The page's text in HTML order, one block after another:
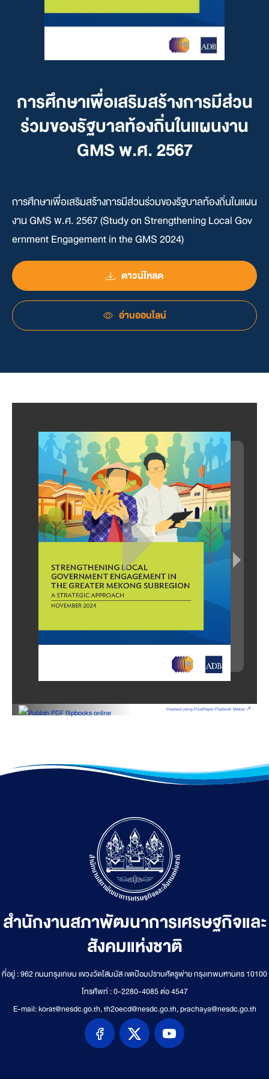
การศึกษาเพื่อเสริมสร้างการมีส่วน
ร่วมของรัฐบาลท้องถิ่นในแผนงาน
GMS พ.ศ. 2567
การศึกษาเพื่อเสริมสร้างการมีส่วนร่วมของรัฐบาลท้องถิ่นในแผน
งาน GMS พ.ศ. 2567 (Study on Strengthening Local Gov
ernment Engagement in the GMS 2024)
ดาวน์โหลด
อ่านออนไลน์
Created using FlowPaper Flipbook Maker ↗
สำนักงานสภาพัฒนาการเศรษฐกิจและ
สังคมแห่งชาติ
ที่อยู่ : 962 ถนนกรุงเกษม แขวงวัดโสมนัส เขตป้อมปราบศัตรูพ่าย กรุงเทพมหานคร 10100
โทรศัพท์ : 0-2280-4085 ต่อ 4547
E-mail: korat@nesdc.go.th, th2oecd@nesdc.go.th, prachaya@nesdc.go.th